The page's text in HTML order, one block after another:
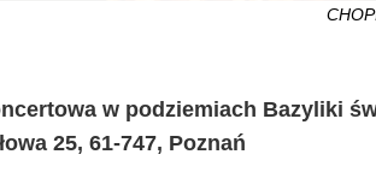
w podziemiach Bazyliki
25, 61-747, Poznań